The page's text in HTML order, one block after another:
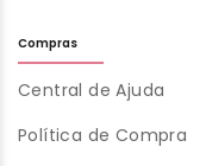
Compras
Central de Ajuda
Política de Compra